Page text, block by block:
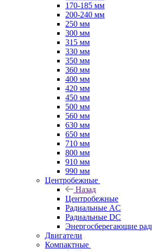
170-185 мм
200-240 мм
250 мм
300 мм
315 мм
330 мм
350 мм
360 мм
400 мм
420 мм
450 мм
500 мм
560 мм
630 мм
650 мм
710 мм
800 мм
910 мм
990 мм
Центробежные
Назад
Центробежные
Радиальные AC
Радиальные DC
Энергосберегающие
Двигатели
Компактные